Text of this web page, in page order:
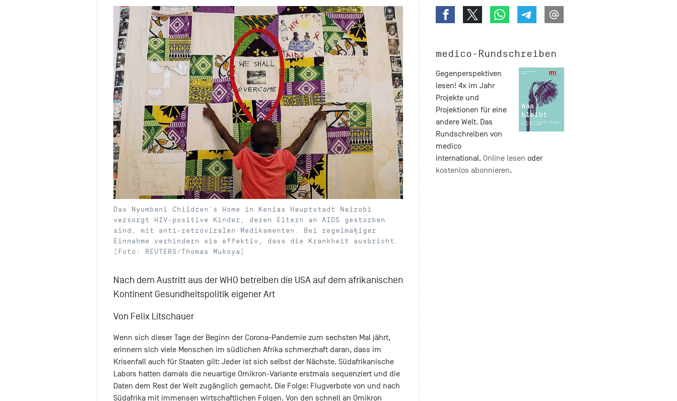
Das Nyumbani Children's Home in Kenias Hauptstadt Nairobi
versorgt HIV-positive Kinder, deren Eltern an AIDS gestorben
sind, mit anti-retroviralen Medikamenten. Bei regelmäßiger
Einnahme verhindern sie effektiv, dass die Krankheit ausbricht.
(Foto: REUTERS/Thomas Mukoya)
Nach dem Austritt aus der WHO betreiben die USA auf dem afrikanischen
Kontinent Gesundheitspolitik eigener Art
Von Felix Litschauer
Wenn sich dieser Tage der Beginn der Corona-Pandemie zum sechsten Mal jährt,
erinnern sich viele Menschen im südlichen Afrika schmerzhaft daran, dass im
Krisenfall auch für Staaten gilt: Jeder ist sich selbst der Nächste. Südafrikanische
Labors hatten damals die neuartige Omikron-Variante erstmals sequenziert und die
Daten dem Rest der Welt zugänglich gemacht. Die Folge: Flugverbote von und nach
Südafrika mit immensen wirtschaftlichen Folgen. Von den schnell an Omikron
medico-Rundschreiben
Gegenperspektiven
lesen! 4x im Jahr
Projekte und
Projektionen für eine
andere Welt. Das
Rundschreiben von
medico
international. Online lesen oder
kostenlos abonnieren.